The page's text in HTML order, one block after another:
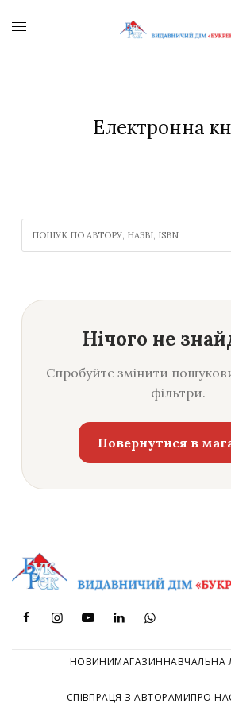
Електронна
Нічого не
Спробуйте змінити
фільтри.
Повернутися в
НОВИНИМАГАЗИННАВЧАЛЬНА
СПІВПРАЦЯ З АВТОРАМИПРО